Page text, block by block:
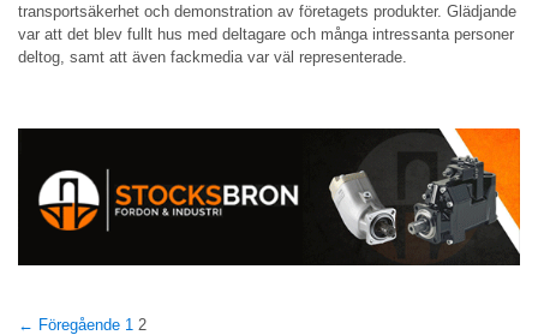
transportsäkerhet och demonstration av företagets produkter. Glädjande
var att det blev fullt hus med deltagare och många intressanta personer
deltog, samt att även fackmedia var väl representerade.
← Föregående 1 2